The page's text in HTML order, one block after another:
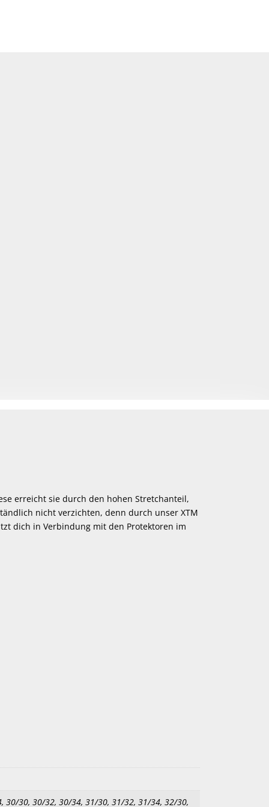
erreicht sie durch den hohen Stretchanteil,
nicht verzichten, denn durch unser XTM
dich in Verbindung mit den Protektoren im
30, 30/32, 30/34, 31/30, 31/32, 31/34, 32/30,